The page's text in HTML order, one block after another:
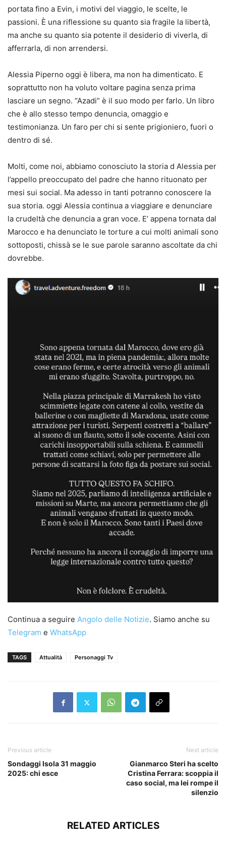
portata fino a Evin, i motivi del viaggio, le scelte, le
passioni. È una riflessione su quanto sia fragile la libertà,
ma anche su quanto sia potente il desiderio di viverla, di
afferrarla, di non arrendersi.
Alessia Piperno oggi è libera, ma non ha dimenticato. E
soprattutto non ha voluto voltare pagina senza prima
lasciare un segno. “Azadi” è il suo modo per farlo. Un libro
che è allo stesso tempo denuncia, omaggio e
testimonianza. Un faro per chi si sente prigioniero, fuori o
dentro di sé.
Molti, come noi, abbiamo conosciuto la storia d Alessia per
l’appello preoccupato del padre che hanno rituonato per
mesi sui social. Ma adesso in tanti potranno conoscere la
sua storia. oggi Alessia continua a viaggiare e denunciare
la crudeltà che denuncia a gran voce. E’ appena tornata dal
Marocco e ha denunciato le torture a cui molti animali sono
sottoposti, chissà se le sue parole saranno ascoltate da chi
dovrebbe.
Continua a seguire Angolo delle Notizie. Siamo anche su
Telegram e WhatsApp
TAGS Attualità Personaggi Tv
Previous article
Sondaggi Isola 31 maggio
2025: chi esce
Next article
Gianmarco Steri ha scelto
Cristina Ferrara: scoppia il
caso social, ma lei rompe il
silenzio
RELATED ARTICLES